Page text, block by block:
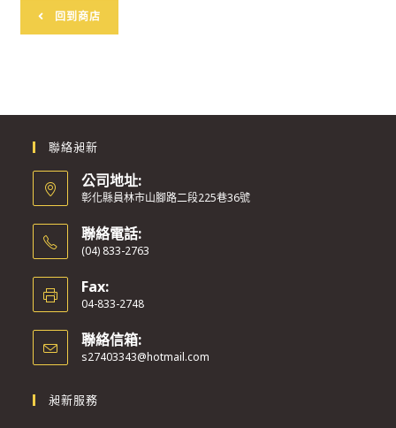
回到商店
聯絡昶新
公司地址:
彰化縣員林市山腳路二段225巷36號
聯絡電話:
(04) 833-2763
Fax:
04-833-2748
聯絡信箱:
s27403343@hotmail.com
昶新服務